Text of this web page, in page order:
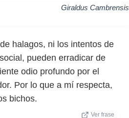
Giraldus Cambrensis
halagos, ni los intentos de
pueden erradicar de
odio profundo por el
Por lo que a mí respecta,
bichos.
Ver frase